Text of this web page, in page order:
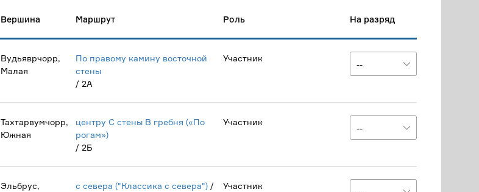
Вершина Маршрут Роль На разряд
Вудьяврчорр,
Малая
По правому камину восточной
стены
/ 2А
Участник
Тахтарвумчорр,
Южная
центру С стены В гребня («По
рогам»)
/ 2Б
Участник
Эльбрус,
с севера ("Классика с севера") /
Участник